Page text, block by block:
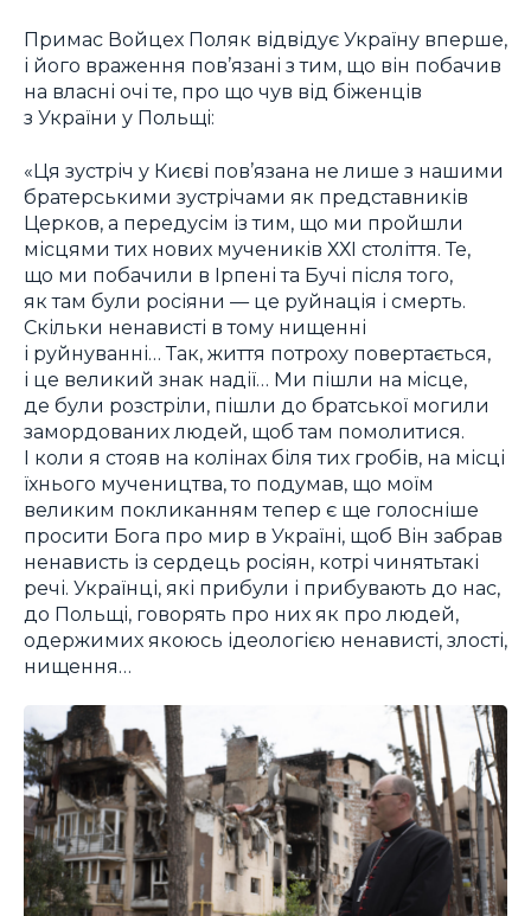
Примас Войцех Поляк відвідує Україну вперше,
і його враження пов’язані з тим, що він побачив
на власні очі те, про що чув від біженців
з України у Польщі:
«Ця зустріч у Києві пов’язана не лише з нашими
братерськими зустрічами як представників
Церков, а передусім із тим, що ми пройшли
місцями тих нових мучеників ХХІ століття. Те,
що ми побачили в Ірпені та Бучі після того,
як там були росіяни — це руйнація і смерть.
Скільки ненависті в тому нищенні
і руйнуванні… Так, життя потроху повертається,
і це великий знак надії… Ми пішли на місце,
де були розстріли, пішли до братської могили
замордованих людей, щоб там помолитися.
І коли я стояв на колінах біля тих гробів, на місці
їхнього мучеництва, то подумав, що моїм
великим покликанням тепер є ще голосніше
просити Бога про мир в Україні, щоб Він забрав
ненависть із сердець росіян, котрі чинятьтакі
речі. Українці, які прибули і прибувають до нас,
до Польщі, говорять про них як про людей,
одержимих якоюсь ідеологією ненависті, злості,
нищення…